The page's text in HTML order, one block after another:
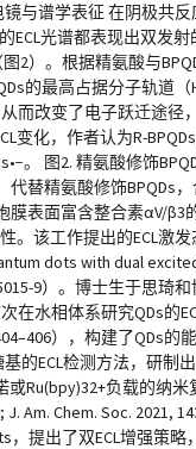
与谱学表征 在阴极共
的ECL光谱都表现出双
2）。根据精氨酸与
的最高占据分子轨道
而改变了电子跃迁途
变化，作者认为R-
。 图2. 精氨酸修饰
替精氨酸修饰BPQDs
膜表面富含整合素αV/
。该工作提出的ECL
dots with dual
9）。博士生于思
在水相体系研究QDs的
），构建了QDs
的ECL检测方法，研
或Ru(bpy)32+负载的纳
J. Am. Chem. Soc.
提出了双ECL增强策